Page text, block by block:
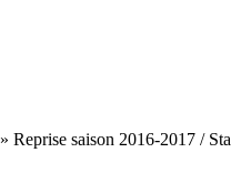
» Reprise saison 2016-2017 /